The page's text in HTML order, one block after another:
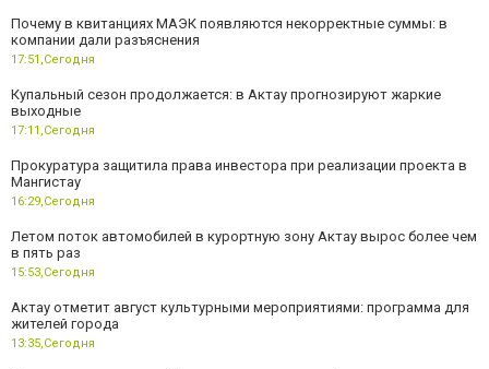
Почему в квитанциях МАЭК появляются некорректные суммы: в
компании дали разъяснения
17:51,Сегодня
Купальный сезон продолжается: в Актау прогнозируют жаркие
выходные
17:11,Сегодня
Прокуратура защитила права инвестора при реализации проекта в
Мангистау
16:29,Сегодня
Летом поток автомобилей в курортную зону Актау вырос более чем
в пять раз
15:53,Сегодня
Актау отметит август культурными мероприятиями: программа для
жителей города
13:35,Сегодня